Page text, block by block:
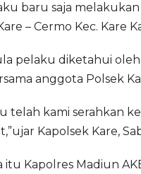
baru saja
– Cermo Kec. Kare
pelaku diketahui
anggota Polsek
telah kami serahkan
Kapolsek Kare,
itu Kapolres Madiun